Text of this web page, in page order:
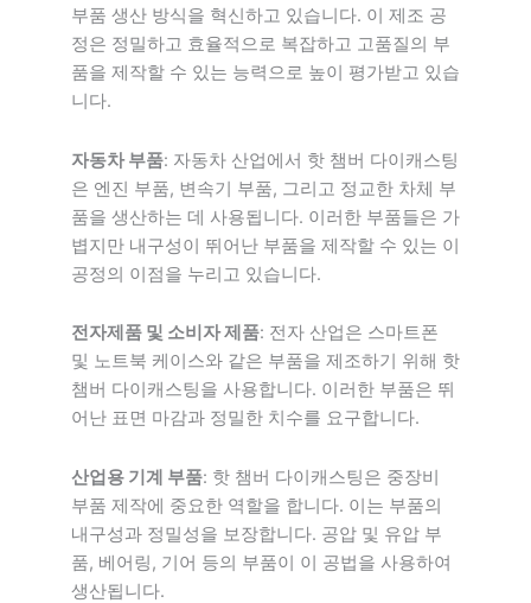
부품 생산 방식을 혁신하고 있습니다. 이 제조 공
정은 정밀하고 효율적으로 복잡하고 고품질의 부
품을 제작할 수 있는 능력으로 높이 평가받고 있습
니다.
자동차 부품: 자동차 산업에서 핫 챔버 다이캐스팅
은 엔진 부품, 변속기 부품, 그리고 정교한 차체 부
품을 생산하는 데 사용됩니다. 이러한 부품들은 가
볍지만 내구성이 뛰어난 부품을 제작할 수 있는 이
공정의 이점을 누리고 있습니다.
전자제품 및 소비자 제품: 전자 산업은 스마트폰
및 노트북 케이스와 같은 부품을 제조하기 위해 핫
챔버 다이캐스팅을 사용합니다. 이러한 부품은 뛰
어난 표면 마감과 정밀한 치수를 요구합니다.
산업용 기계 부품: 핫 챔버 다이캐스팅은 중장비
부품 제작에 중요한 역할을 합니다. 이는 부품의
내구성과 정밀성을 보장합니다. 공압 및 유압 부
품, 베어링, 기어 등의 부품이 이 공법을 사용하여
생산됩니다.